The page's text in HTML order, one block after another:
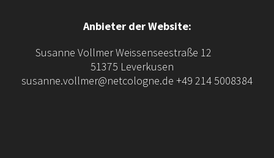
Anbieter der Website:
Susanne Vollmer Weissenseestraße 12
51375 Leverkusen
susanne.vollmer@netcologne.de +49 214 5008384